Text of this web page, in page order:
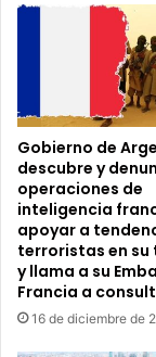
Gobierno de
descubre y
operaciones de
inteligencia
apoyar a
terroristas en
y llama a su
Francia a
16 de diciembre de